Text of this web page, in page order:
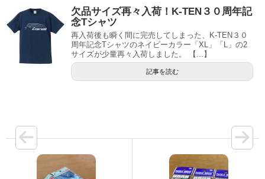
欠品サイズ再々入荷！K-TEN３０周年記
念Tシャツ
再入荷後も瞬く間に完売してしまった、K-TEN３０
周年記念Tシャツのネイビーカラー「XL」「L」の2
サイズが少量再々入荷しました。 【...】
記事を読む